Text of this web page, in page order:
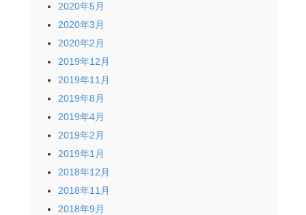
2020年5月
2020年3月
2020年2月
2019年12月
2019年11月
2019年8月
2019年4月
2019年2月
2019年1月
2018年12月
2018年11月
2018年9月